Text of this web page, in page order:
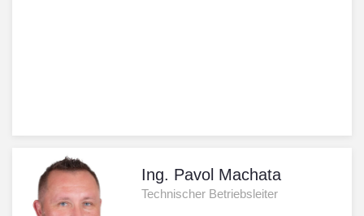
Ing. Pavol Machata
Technischer Betriebsleiter